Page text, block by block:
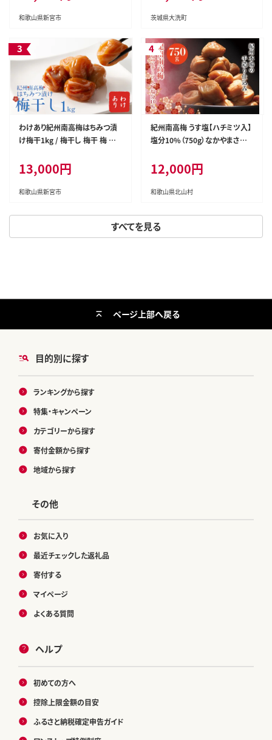
すべてを見る
和歌山県新宮市 茨城県大洗町
わけあり紀州南高梅はちみつ漬
け梅干1kg / 梅干し 梅干 梅 訳
13,000円
和歌山県新宮市
紀州南高梅 うす塩【ハチミツ入】
塩分10%（750g）なかやまさんち
6-175k】
12,000円
和歌山県北山村
目的別に探す
ランキングから探す
特集・キャンペーン
カテゴリーから探す
寄付金額から探す
地域から探す
その他
お気に入り
最近チェックした返礼品
寄付する
マイページ
よくある質問
ヘルプ
初めての方へ
控除上限金額の目安
ふるさと納税確定申告ガイド
ページ上部へ戻る